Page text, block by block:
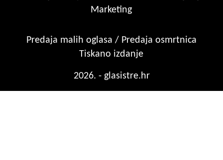
Marketing
Predaja malih oglasa / Predaja osmrtnica
Tiskano izdanje
2026. - glasistre.hr